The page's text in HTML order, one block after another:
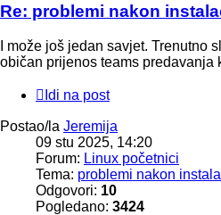
Re: problemi nakon
I može još jedan savjet.
običan prijenos teams predavanja
Idi na post
Postao/la Jeremija
09 stu 2025, 14:20
Forum: Linux početnici
Tema: problemi nakon
Odgovori: 10
Pogledano: 3424